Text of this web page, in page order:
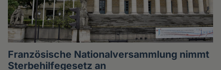
Französische Nationalversammlung nimmt
Sterbehilfegesetz an